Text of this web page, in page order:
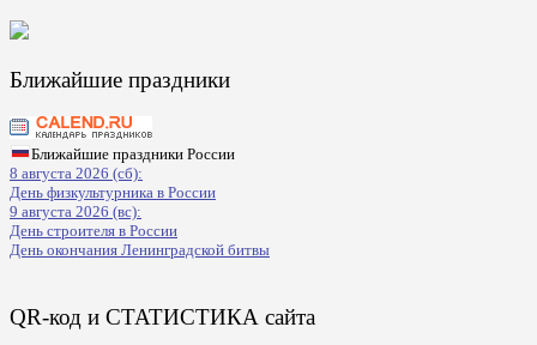
Ближайшие праздники
Ближайшие праздники России
8 августа 2026 (сб):
День физкультурника в России
9 августа 2026 (вс):
День строителя в России
День окончания Ленинградской битвы
QR-код и СТАТИСТИКА сайта